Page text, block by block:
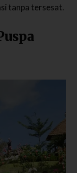
tanpa tersesat.